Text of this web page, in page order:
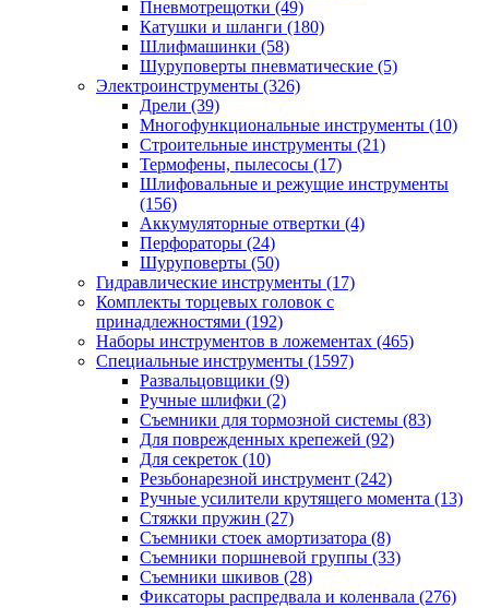
Пневмотрещотки (49)
Катушки и шланги (180)
Шлифмашинки (58)
Шуруповерты пневматические (5)
Электроинструменты (326)
Дрели (39)
Многофункциональные инструменты (10)
Строительные инструменты (21)
Термофены, пылесосы (17)
Шлифовальные и режущие инструменты
(156)
Аккумуляторные отвертки (4)
Перфораторы (24)
Шуруповерты (50)
Гидравлические инструменты (17)
Комплекты торцевых головок с
принадлежностями (192)
Наборы инструментов в ложементах (465)
Специальные инструменты (1597)
Развальцовщики (9)
Ручные шлифки (2)
Съемники для тормозной системы (83)
Для поврежденных крепежей (92)
Для секреток (10)
Резьбонарезной инструмент (242)
Ручные усилители крутящего момента (13)
Стяжки пружин (27)
Съемники стоек амортизатора (8)
Съемники поршневой группы (33)
Съемники шкивов (28)
Фиксаторы распредвала и коленвала (276)